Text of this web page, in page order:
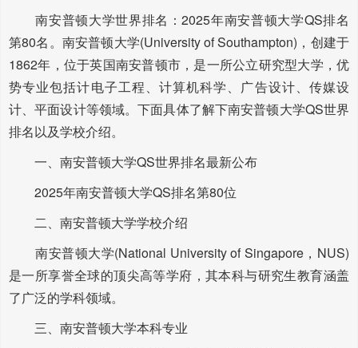
南安普顿大学世界排名：2025年南安普顿大学QS排名
第80名。南安普顿大学(University of Southampton)，创建于
1862年，位于英国南安普顿市，是一所公立研究型大学，优
势专业包括计电子工程、计算机科学、广告设计、传媒设
计、平面设计等领域。下面具体了解下南安普顿大学QS世界
排名以及学校介绍。
一、南安普顿大学QS世界排名最新公布
2025年南安普顿大学QS排名第80位
二、南安普顿大学学校介绍
南安普顿大学(National University of Singapore，NUS)
是一所享誉全球的顶尖高等学府，其本科与研究生教育涵盖
了广泛的学科领域。
三、南安普顿大学本科专业